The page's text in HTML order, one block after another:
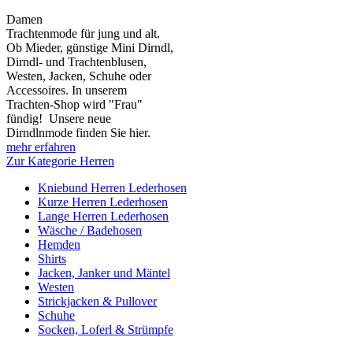
Damen
Trachtenmode für jung und alt.
Ob Mieder, günstige Mini Dirndl,
Dirndl- und Trachtenblusen,
Westen, Jacken, Schuhe oder
Accessoires. In unserem
Trachten-Shop wird "Frau"
fündig! Unsere neue
Dirndlnmode finden Sie hier.
mehr erfahren
Zur Kategorie Herren
Kniebund Herren Lederhosen
Kurze Herren Lederhosen
Lange Herren Lederhosen
Wäsche / Badehosen
Hemden
Shirts
Jacken, Janker und Mäntel
Westen
Strickjacken & Pullover
Schuhe
Socken, Loferl & Strümpfe